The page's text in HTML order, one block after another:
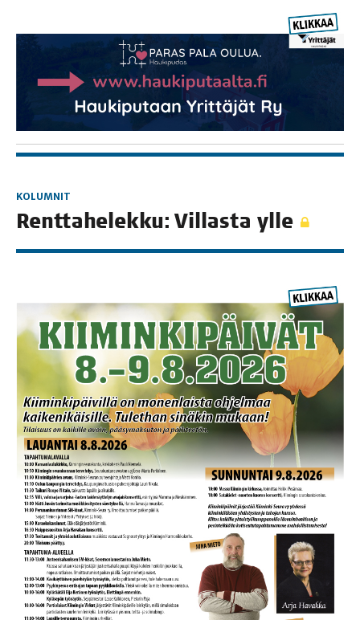
KOLUMNIT
Rent­ta­he­lek­ku: Vil­las­ta ylle